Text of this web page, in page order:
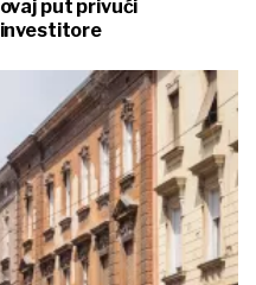
ovaj put privući
investitore